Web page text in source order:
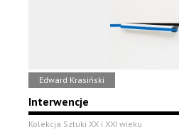
Edward Krasiński
Interwencje
Kolekcja Sztuki XX i XXI wieku